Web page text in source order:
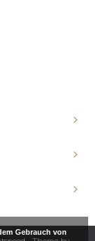
Gebrauch von